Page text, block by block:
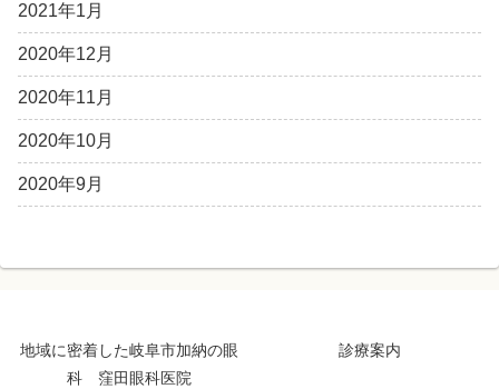
2021年1月
2020年12月
2020年11月
2020年10月
2020年9月
地域に密着した岐阜市加納の眼
科 窪田眼科医院
診療案内